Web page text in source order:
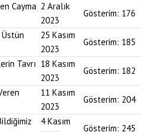
Cayma 2 Aralık
2023
Gösterim: 176
Üstün
25 Kasım
2023
Gösterim: 185
Tavrı 18 Kasım
2023
Gösterim: 182
11 Kasım
2023
Gösterim: 204
4 Kasım
Gösterim: 245